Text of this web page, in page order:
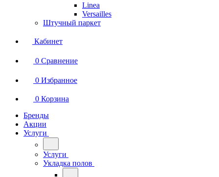
Linea
Versailles
Штучный паркет
Кабинет
0 Сравнение
0 Избранное
0 Корзина
Бренды
Акции
Услуги
Услуги
Укладка полов